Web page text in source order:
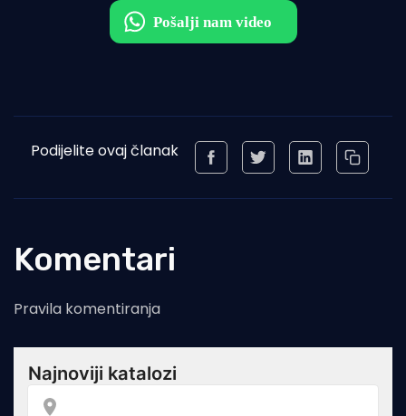
Podijelite ovaj članak
Komentari
Pravila komentiranja